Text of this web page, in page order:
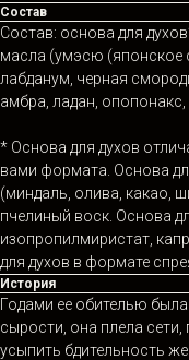
Состав
Состав: основа для
масла (умэсю (японское
лабданум, черная
амбра, ладан, опопонакс,
* Основа для духов
вами формата. Основа
(миндаль, олива, какао,
пчелиный воск. Основа
изопропилмиристат,
для духов в формате
История
Годами ее обителью
сырости, она плела
усыпить бдительность